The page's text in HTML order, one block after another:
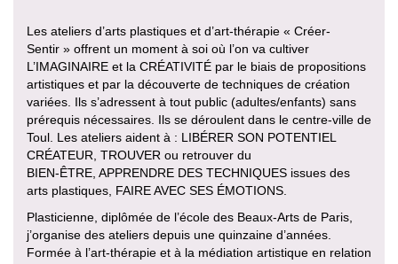
Les ateliers d’arts plastiques et d’art-thérapie « Créer-
Sentir » offrent un moment à soi où l’on va cultiver
L’IMAGINAIRE et la CRÉATIVITÉ par le biais de propositions
artistiques et par la découverte de techniques de création
variées. Ils s’adressent à tout public (adultes/enfants) sans
prérequis nécessaires. Ils se déroulent dans le centre-ville de
Toul. Les ateliers aident à : LIBÉRER SON POTENTIEL
CRÉATEUR, TROUVER ou retrouver du
BIEN-ÊTRE, APPRENDRE DES TECHNIQUES issues des
arts plastiques, FAIRE AVEC SES ÉMOTIONS.
Plasticienne, diplômée de l’école des Beaux-Arts de Paris,
j’organise des ateliers depuis une quinzaine d’années.
Formée à l’art-thérapie et à la médiation artistique en relation